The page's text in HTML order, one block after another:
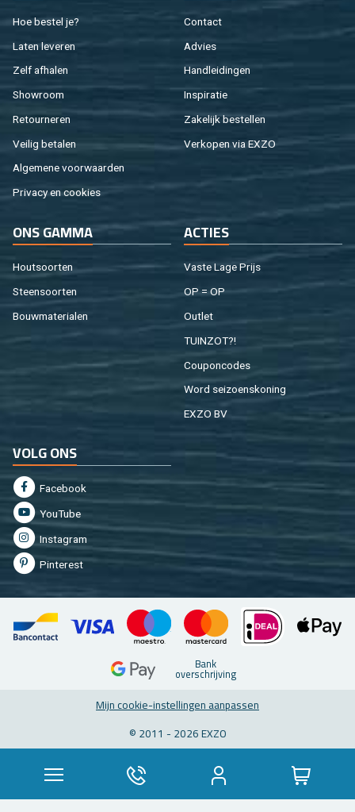
Hoe be­stel je?
Laten le­ve­ren
Zelf af­ha­len
Show­room
Re­tour­ne­ren
Vei­lig be­ta­len
Al­ge­me­ne voor­waar­den
Pri­va­cy en coo­kies
Con­tact
Ad­vies
Hand­lei­din­gen
In­spi­ra­tie
Za­ke­lijk be­stel­len
Ver­ko­pen via EXZO
ONS GAMMA
Hout­soor­ten
Steen­soor­ten
Bouw­ma­te­ri­a­len
AC­TIES
Vaste Lage Prijs
OP = OP
Out­let
TUIN­ZOT?!
Cou­pon­co­des
Word sei­zoens­ko­ning
EXZO BV
VOLG ONS
Fa­cebook
You­Tu­be
In­st­agram
Pin­te­rest
Bank
over­schrij­ving
Mijn coo­kie-in­stel­lin­gen aan­pas­sen
© 2011 - 2026 EXZO